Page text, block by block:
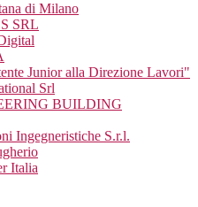
di Milano
SRL
Junior alla Direzione Lavori"
Srl
BUILDING
Ingegneristiche S.r.l.
Italia